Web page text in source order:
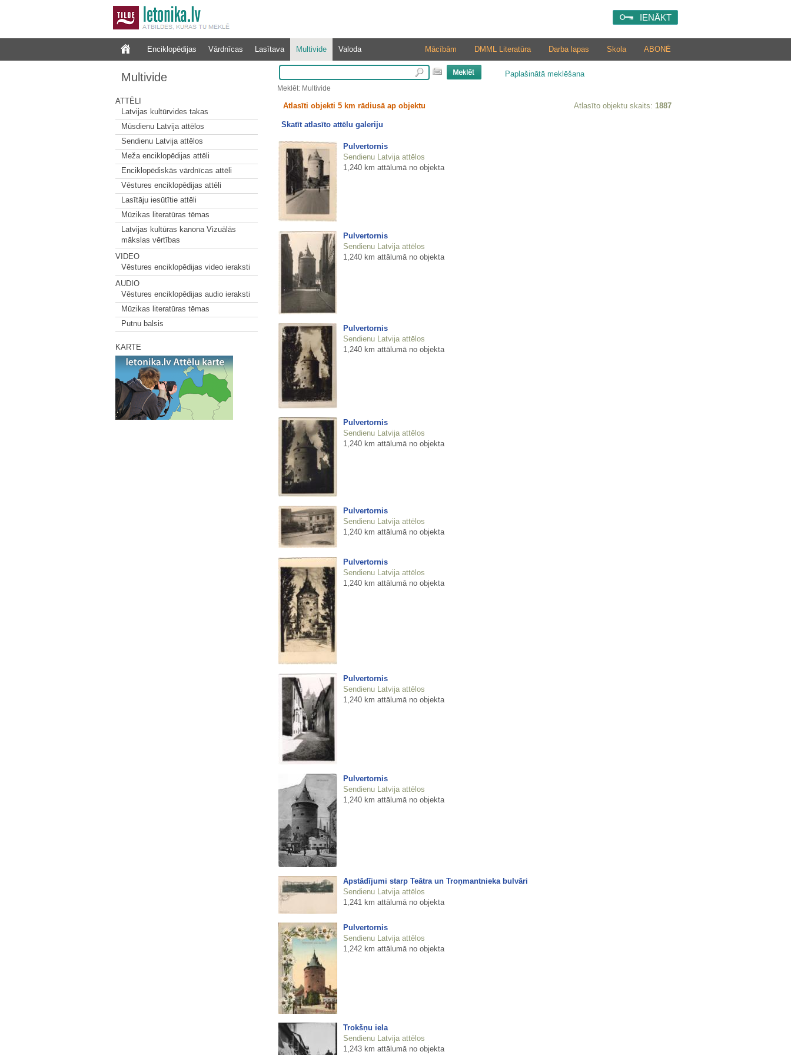
IENĀKT
Enciklopēdijas Vārdnīcas Lasītava Multivide Valoda ABONĒ
Skola
Darba lapas
DMML Literatūra
Mācībām
Multivide
ATTĒLI
Latvijas kultūrvides takas
Mūsdienu Latvija attēlos
Sendienu Latvija attēlos
Meža enciklopēdijas attēli
Enciklopēdiskās vārdnīcas attēli
Vēstures enciklopēdijas attēli
Lasītāju iesūtītie attēli
Mūzikas literatūras tēmas
Latvijas kultūras kanona Vizuālās
mākslas vērtības
VIDEO
Vēstures enciklopēdijas video ieraksti
AUDIO
Vēstures enciklopēdijas audio ieraksti
Mūzikas literatūras tēmas
Putnu balsis
KARTE
Paplašinātā meklēšana
Meklēt: Multivide
Atlasīti objekti 5 km rādiusā ap objektu Atlasīto objektu skaits: 1887
Skatīt atlasīto attēlu galeriju
Pulvertornis
Sendienu Latvija attēlos
1,240 km attālumā no objekta
Pulvertornis
Sendienu Latvija attēlos
1,240 km attālumā no objekta
Pulvertornis
Sendienu Latvija attēlos
1,240 km attālumā no objekta
Pulvertornis
Sendienu Latvija attēlos
1,240 km attālumā no objekta
Pulvertornis
Sendienu Latvija attēlos
1,240 km attālumā no objekta
Pulvertornis
Sendienu Latvija attēlos
1,240 km attālumā no objekta
Pulvertornis
Sendienu Latvija attēlos
1,240 km attālumā no objekta
Pulvertornis
Sendienu Latvija attēlos
1,240 km attālumā no objekta
Apstādījumi starp Teātra un Troņmantnieka bulvāri
Sendienu Latvija attēlos
1,241 km attālumā no objekta
Pulvertornis
Sendienu Latvija attēlos
1,242 km attālumā no objekta
Trokšņu iela
Sendienu Latvija attēlos
1,243 km attālumā no objekta